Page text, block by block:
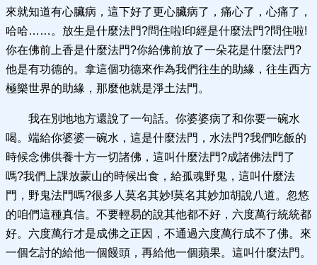
來就知道有心臟病，這下好了更心臟病了，痛心了，心痛了，
哈哈……。放生是什麼法門?問住啦!印經是什麼法門?問住啦!
你在佛前上香是什麼法門?你給佛前放了一朵花是什麼法門?
他是有功德的。拿這個功德來作為我們往生的助緣，往生西方
極樂世界的助緣，那麼他就是淨土法門。
我在別地地方還說了一句話。你婆婆病了和你要一碗水
喝。端給你婆婆一碗水，這是什麼法門，水法門?我們吃飯的
時候念佛供養十方一切諸佛，這叫什麼法門?成諸佛法門了
嗎?我們上課放蒙山的時候出食，給孤魂野鬼，這叫什麼法
門，野鬼法門嗎?很多人莫名其妙!莫名其妙加胡說八道。忽悠
的咱們這種真信。不要輕易的說其他都不好，六度萬行統統都
好。六度萬行才是成佛之正因，不通過六度萬行成不了佛。來
一個乞討的給他一個饅頭，再給他一個蘋果。這叫什麼法門。